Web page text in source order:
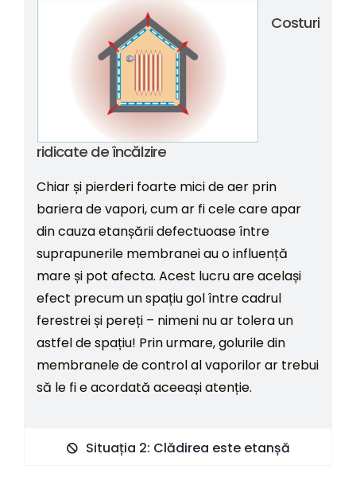
Costuri
ridicate de încălzire
Chiar și pierderi foarte mici de aer prin
bariera de vapori, cum ar fi cele care apar
din cauza etanșării defectuoase între
suprapunerile membranei au o influență
mare și pot afecta. Acest lucru are același
efect precum un spațiu gol între cadrul
ferestrei și pereți – nimeni nu ar tolera un
astfel de spațiu! Prin urmare, golurile din
membranele de control al vaporilor ar trebui
să le fi e acordată aceeași atenție.
Situația 2: Clădirea este etanșă